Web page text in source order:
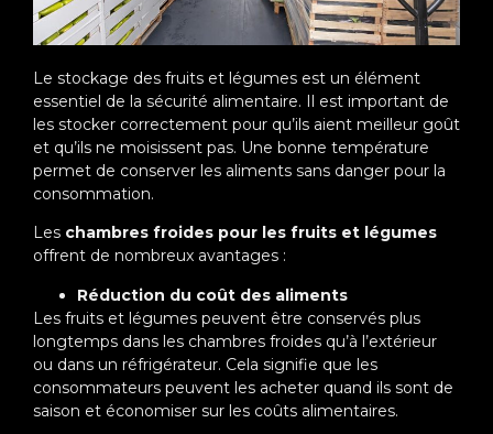
Le stockage des fruits et légumes est un élément
essentiel de la sécurité alimentaire. Il est important de
les stocker correctement pour qu’ils aient meilleur goût
et qu’ils ne moisissent pas. Une bonne température
permet de conserver les aliments sans danger pour la
consommation.
Les chambres froides pour les fruits et légumes
offrent de nombreux avantages :
Réduction du coût des aliments
Les fruits et légumes peuvent être conservés plus
longtemps dans les chambres froides qu’à l’extérieur
ou dans un réfrigérateur. Cela signifie que les
consommateurs peuvent les acheter quand ils sont de
saison et économiser sur les coûts alimentaires.